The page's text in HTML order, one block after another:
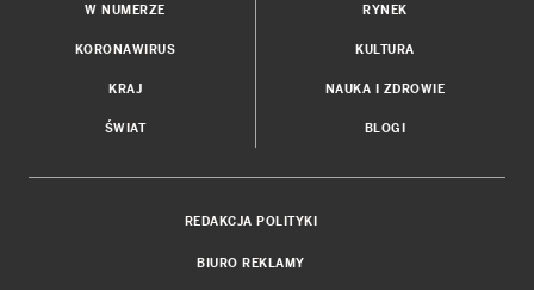
W NUMERZE
KORONAWIRUS
KRAJ
ŚWIAT
RYNEK
KULTURA
NAUKA I ZDROWIE
BLOGI
REDAKCJA POLITYKI
BIURO REKLAMY